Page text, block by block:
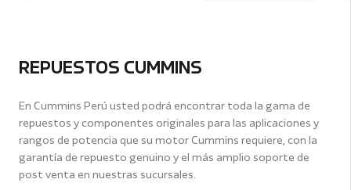
REPUESTOS CUMMINS
En Cummins Perú usted podrá encontrar toda la gama de
repuestos y componentes originales para las aplicaciones y
rangos de potencia que su motor Cummins requiere, con la
garantía de repuesto genuino y el más amplio soporte de
post venta en nuestras sucursales.